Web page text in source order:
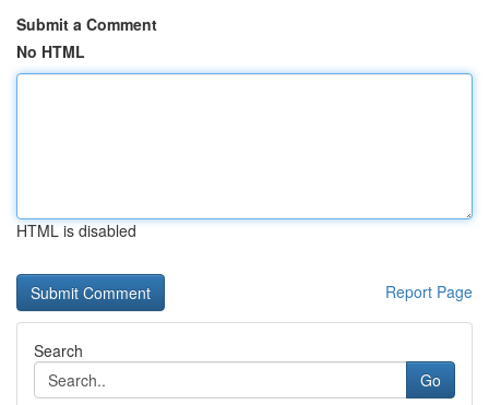
Submit a Comment
No HTML
HTML is disabled
Report Page
Search
Go